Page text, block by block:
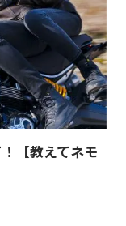
【教えてネモ